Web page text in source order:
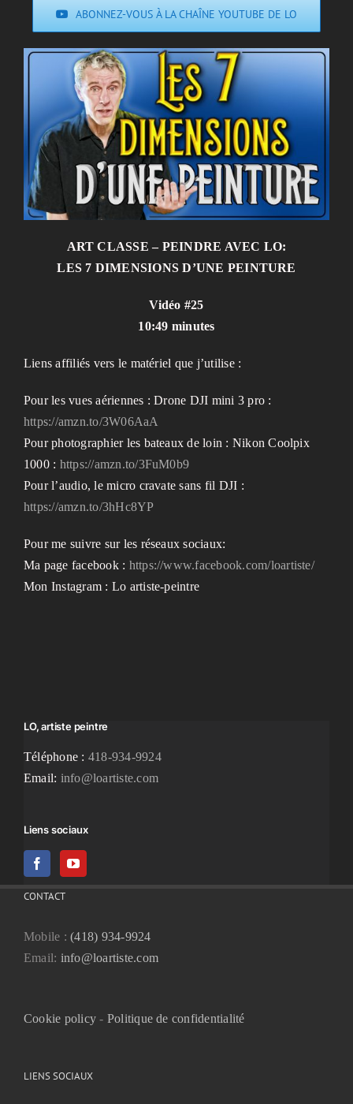
ABONNEZ-VOUS À LA CHAÎNE YOUTUBE DE LO
ART CLASSE – PEINDRE AVEC LO:
LES 7 DIMENSIONS D’UNE PEINTURE
Vidéo #25
10:49 minutes
Liens affiliés vers le matériel que j’utilise :
Pour les vues aériennes : Drone DJI mini 3 pro :
https://amzn.to/3W06AaA
Pour photographier les bateaux de loin : Nikon Coolpix
1000 : https://amzn.to/3FuM0b9
Pour l’audio, le micro cravate sans fil DJI :
https://amzn.to/3hHc8YP
Pour me suivre sur les réseaux sociaux:
Ma page facebook : https://www.facebook.com/loartiste/
Mon Instagram : Lo artiste-peintre
LO, artiste peintre
Téléphone : 418-934-9924
Email: info@loartiste.com
Liens sociaux
CONTACT
Mobile :(418) 934-9924
Email: info@loartiste.com
Cookie policy - Politique de confidentialité
LIENS SOCIAUX